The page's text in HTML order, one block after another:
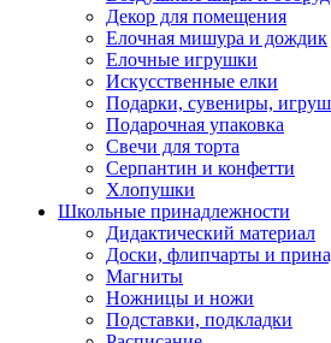
Декор для помещения
Елочная мишура и дождик
Елочные игрушки
Искусственные елки
Подарки, сувениры,
Подарочная упаковка
Свечи для торта
Серпантин и конфетти
Хлопушки
Школьные принадлежности
Дидактический материал
Доски, флипчарты и
Магниты
Ножницы и ножи
Подставки, подкладки